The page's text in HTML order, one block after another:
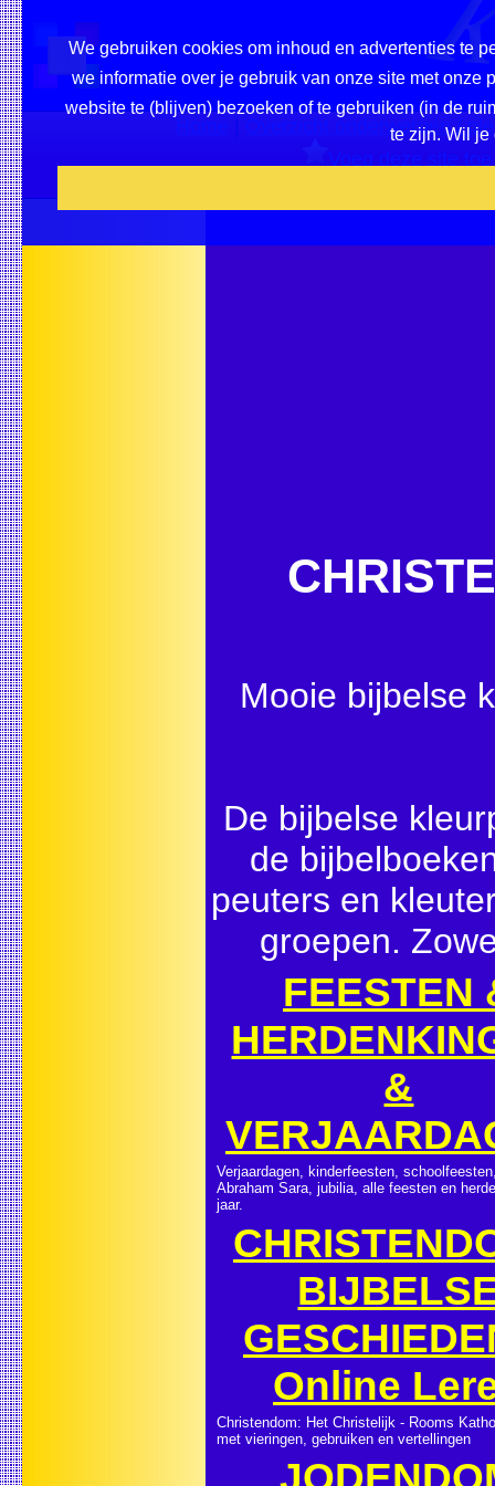
We gebruiken cookies om inhoud en advertenties te
we informatie over je gebruik van onze site met
website te (blijven) bezoeken of te gebruiken (in de
te zijn. Wil
Overzicht onderwerpen /
Mooie bijbelse
De bijbelse
de
peuters en
groepen.
FEESTEN
&
Verjaardagen, kinderfeesten,
Abraham Sara, jubilia, alle feesten en
jaar.
Online
Christendom: Het Christelijk - Rooms
met vieringen, gebruiken en vertellingen